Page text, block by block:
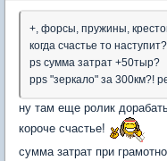
+, форсы, пружины,
когда счастье то наступит?
ps сумма затрат +50тыр?
pps "зеркало" за 300км?!
ну там еще ролик
короче счастье!
сумма затрат при